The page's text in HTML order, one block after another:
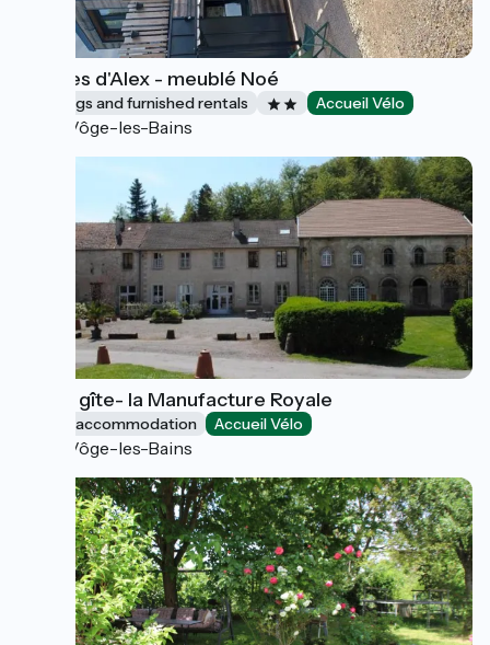
Ô rêves d'Alex - meublé Noé
Lodgings and furnished rentals Accueil Vélo
La Vôge-les-Bains
Grand gîte- la Manufacture Royale
Group accommodation Accueil Vélo
La Vôge-les-Bains